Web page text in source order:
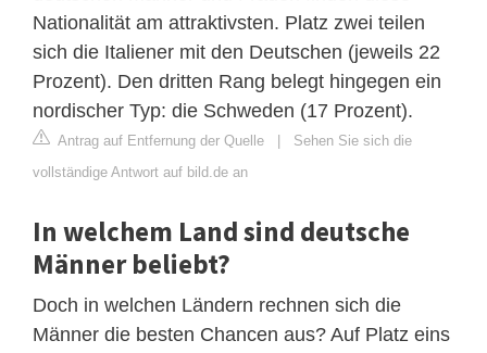
Nationalität am attraktivsten. Platz zwei teilen
sich die Italiener mit den Deutschen (jeweils 22
Prozent). Den dritten Rang belegt hingegen ein
nordischer Typ: die Schweden (17 Prozent).
Antrag auf Entfernung der Quelle | Sehen Sie sich die
vollständige Antwort auf bild.de an
In welchem Land sind deutsche
Männer beliebt?
Doch in welchen Ländern rechnen sich die
Männer die besten Chancen aus? Auf Platz eins